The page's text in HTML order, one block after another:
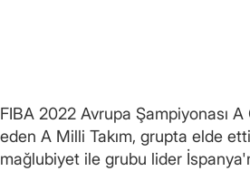
FIBA 2022 Avrupa Şampiyonası
eden A Milli Takım, grupta elde
mağlubiyet ile grubu lider